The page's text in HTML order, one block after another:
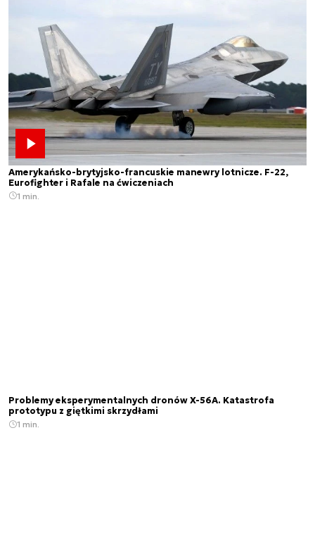
Amerykańsko-brytyjsko-francuskie manewry lotnicze. F-22,
Eurofighter i Rafale na ćwiczeniach
1 min.
Problemy eksperymentalnych dronów X-56A. Katastrofa
prototypu z giętkimi skrzydłami
1 min.